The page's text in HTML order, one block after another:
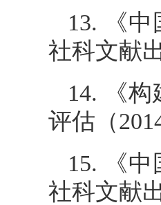
13. 《
社科文献
14. 《
评估（
15. 《
社科文献